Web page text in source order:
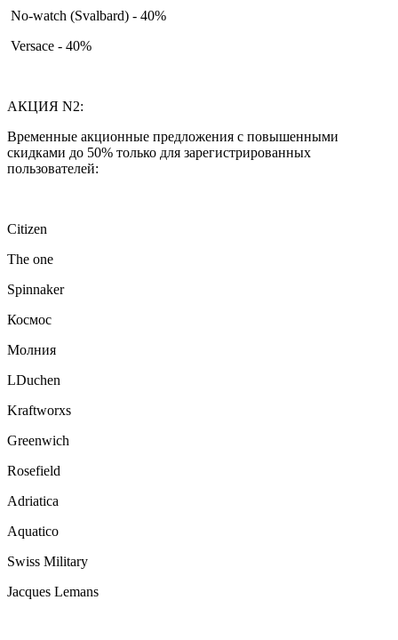
No-watch (Svalbard) - 40%
Versace - 40%
АКЦИЯ N2:
Временные акционные предложения с повышенными
скидками до 50% только для зарегистрированных
пользователей:
Citizen
The one
Spinnaker
Космос
Молния
LDuchen
Kraftworxs
Greenwich
Rosefield
Adriatica
Aquatico
Swiss Military
Jacques Lemans